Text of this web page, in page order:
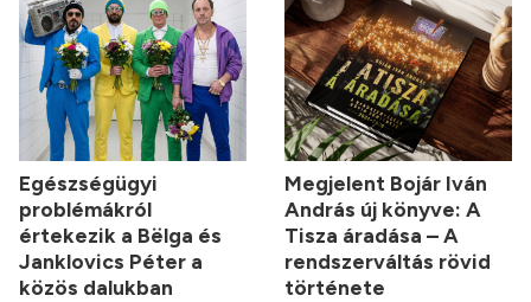
Egészségügyi
problémákról
értekezik a Bëlga és
Janklovics Péter a
közös dalukban
Megjelent Bojár Iván
András új könyve: A
Tisza áradása – A
rendszerváltás rövid
története